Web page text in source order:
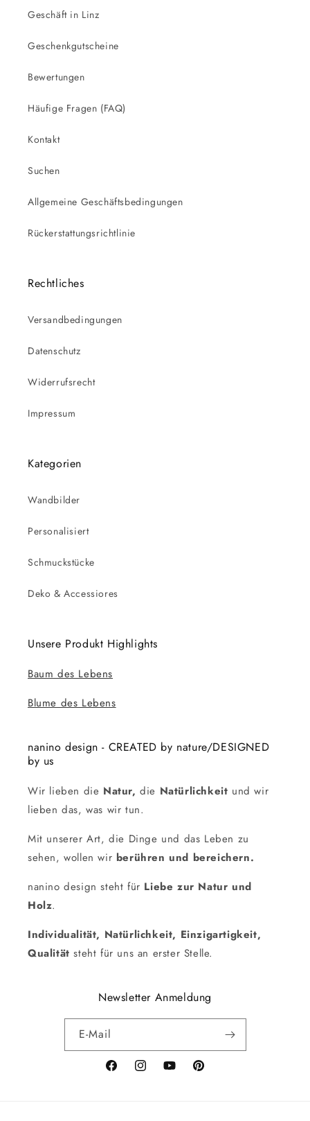
Geschäft in Linz
Geschenkgutscheine
Bewertungen
Häufige Fragen (FAQ)
Kontakt
Suchen
Allgemeine Geschäftsbedingungen
Rückerstattungsrichtlinie
Rechtliches
Versandbedingungen
Datenschutz
Widerrufsrecht
Impressum
Kategorien
Wandbilder
Personalisiert
Schmuckstücke
Deko & Accessiores
Unsere Produkt Highlights
Baum des Lebens
Blume des Lebens
nanino design - CREATED by nature/DESIGNED
by us
Wir lieben die Natur, die Natürlichkeit und wir
lieben das, was wir tun.
Mit unserer Art, die Dinge und das Leben zu
sehen, wollen wir berühren und bereichern.
nanino design steht für Liebe zur Natur und
Holz.
Individualität, Natürlichkeit, Einzigartigkeit,
Qualität steht für uns an erster Stelle.
Newsletter Anmeldung
E-Mail
FacebookInstagramYouTubePinterest